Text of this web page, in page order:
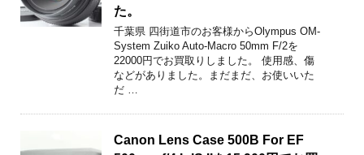
た。
千葉県 四街道市のお客様からOlympus OM-
System Zuiko Auto-Macro 50mm F/2を
22000円でお買取りしました。 使用感、傷
などがありました。まだまだ、お使いいた
だ …
Canon Lens Case 500B For EF